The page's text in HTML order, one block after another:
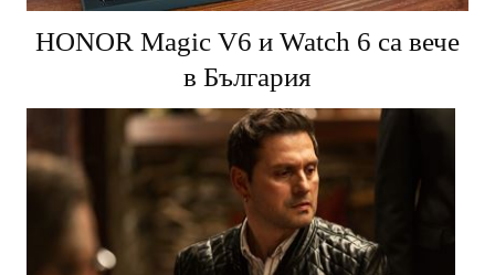
HONOR Magic V6 и Watch 6 са вече
в България